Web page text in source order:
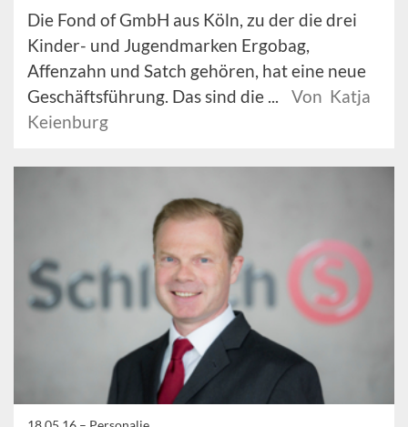
Die Fond of GmbH aus Köln, zu der die drei
Kinder- und Jugendmarken Ergobag,
Affenzahn und Satch gehören, hat eine neue
Geschäftsführung. Das sind die ...
Von Katja
Keienburg